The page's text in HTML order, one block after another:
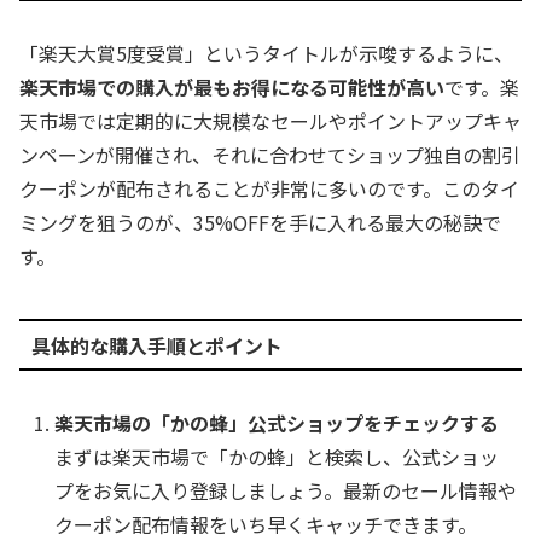
「楽天大賞5度受賞」というタイトルが示唆するように、
楽天市場での購入が最もお得になる可能性が高いです。楽
天市場では定期的に大規模なセールやポイントアップキャ
ンペーンが開催され、それに合わせてショップ独自の割引
クーポンが配布されることが非常に多いのです。このタイ
ミングを狙うのが、35%OFFを手に入れる最大の秘訣で
す。
具体的な購入手順とポイント
楽天市場の「かの蜂」公式ショップをチェックする
まずは楽天市場で「かの蜂」と検索し、公式ショッ
プをお気に入り登録しましょう。最新のセール情報や
クーポン配布情報をいち早くキャッチできます。